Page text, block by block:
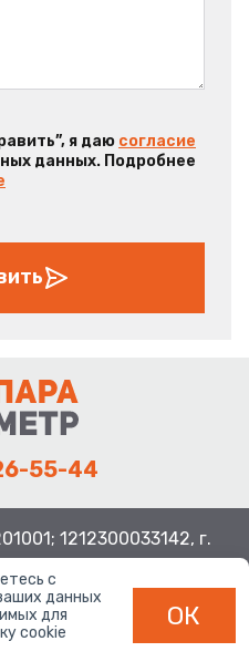
я даю согласие
данных. Подробнее
55-44
1212300033142, г.
21, индекс 350080
с
данных
для
cookie
ОК